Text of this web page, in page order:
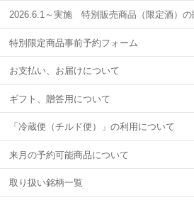
2026.6.1～実施 特別販売商品（限定酒）の
特別限定商品事前予約フォーム
お支払い、お届けについて
ギフト、贈答用について
「冷蔵便（チルド便）」の利用について
来月の予約可能商品について
取り扱い銘柄一覧